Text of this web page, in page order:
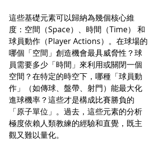
這些基礎元素可以歸納為幾個核心維
度：空間（Space）、時間（Time） 和
球員動作（Player Actions）。在球場的
哪個「空間」創造機會最具威脅性？球
員需要多少「時間」來利用或關閉一個
空間？在特定的時空下，哪種「球員動
作」（如傳球、盤帶、射門）能最大化
進球機率？這些才是構成比賽勝負的
「原子單位」。過去，這些元素的分析
極度依賴人類教練的經驗和直覺，既主
觀又難以量化。